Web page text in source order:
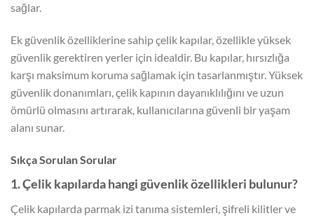
sağlar.
Ek güvenlik özelliklerine sahip çelik kapılar, özellikle yüksek
güvenlik gerektiren yerler için idealdir. Bu kapılar, hırsızlığa
karşı maksimum koruma sağlamak için tasarlanmıştır. Yüksek
güvenlik donanımları, çelik kapının dayanıklılığını ve uzun
ömürlü olmasını artırarak, kullanıcılarına güvenli bir yaşam
alanı sunar.
Sıkça Sorulan Sorular
1. Çelik kapılarda hangi güvenlik özellikleri bulunur?
Çelik kapılarda parmak izi tanıma sistemleri, şifreli kilitler ve